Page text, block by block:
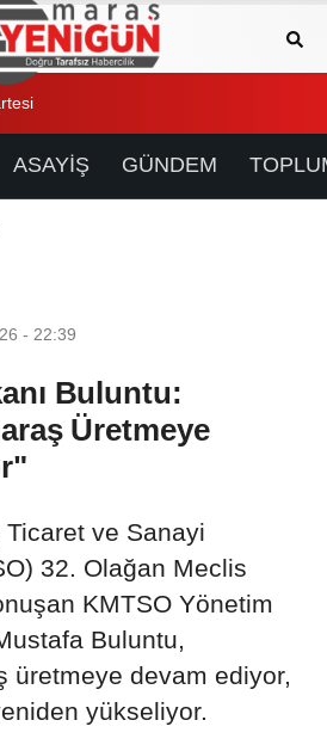
ASAYİŞ GÜNDEM
- 22:39
Buluntu:
Üretmeye
ve Sanayi
32. Olağan Meclis
KMTSO Yönetim
Buluntu,
üretmeye devam ediyor,
yükseliyor.